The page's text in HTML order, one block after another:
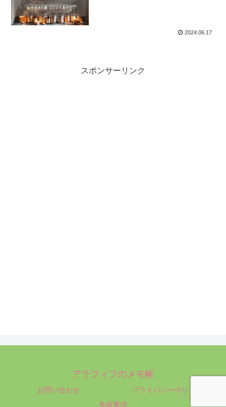
2024.06.17
スポンサーリンク
アラフィフのメモ帳
お問い合わせ
プライバシーポリシー
免責事項